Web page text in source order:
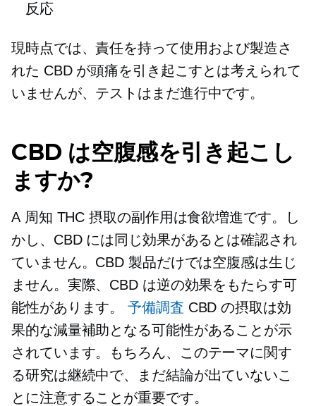
反応
現時点では、責任を持って使用および製造さ
れた CBD が頭痛を引き起こすとは考えられて
いませんが、テストはまだ進行中です。
CBD は空腹感を引き起こし
ますか?
A 周知 THC 摂取の副作用は食欲増進です。し
かし、CBD には同じ効果があるとは確認され
ていません。CBD 製品だけでは空腹感は生じ
ません。実際、CBD は逆の効果をもたらす可
能性があります。予備調査 CBD の摂取は効
果的な減量補助となる可能性があることが示
されています。もちろん、このテーマに関す
る研究は継続中で、まだ結論が出ていないこ
とに注意することが重要です。